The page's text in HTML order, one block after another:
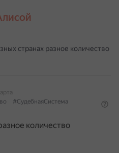
странах разное количество
#СудебнаяСистема
количество